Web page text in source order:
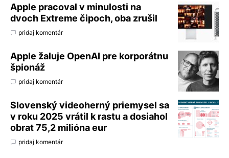
Apple pracoval v minulosti na
dvoch Extreme čipoch, oba zrušil
pridaj komentár
Apple žaluje OpenAI pre korporátnu
špionáž
pridaj komentár
Slovenský videoherný priemysel sa
v roku 2025 vrátil k rastu a dosiahol
obrat 75,2 milióna eur
pridaj komentár